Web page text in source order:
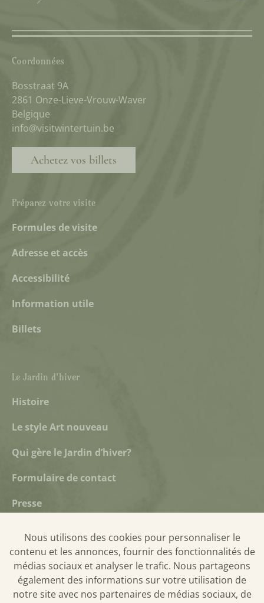
Coordonnées
Bosstraat 9A
2861 Onze-Lieve-Vrouw-Waver
Belgique
info@visitwintertuin.be
Achetez vos billets
Préparez votre visite
Formules de visite
Adresse et accès
Accessibilité
Information utile
Billets
Le Jardin d'hiver
Histoire
Le style Art nouveau
Qui gère le Jardin d’hiver?
Formulaire de contact
Presse
Politique de confidentialité
Cookies
Nous utilisons des cookies pour personnaliser le
contenu et les annonces, fournir des fonctionnalités de
médias sociaux et analyser le trafic. Nous partageons
également des informations sur votre utilisation de
notre site avec nos partenaires de médias sociaux, de